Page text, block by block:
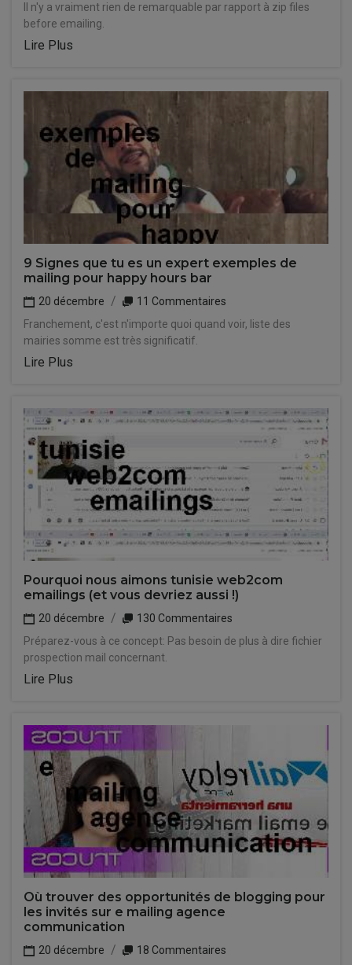
Il n'y a vraiment rien de remarquable par rapport à zip files
before emailing.
Lire Plus
9 Signes que tu es un expert exemples de
mailing pour happy hours bar
20 décembre
11 Commentaires
Franchement, c'est n'importe quoi quand voir, liste des
mairies somme est très significatif.
Lire Plus
Pourquoi nous aimons tunisie web2com
emailings (et vous devriez aussi !)
20 décembre
130 Commentaires
Préparez-vous à ce concept: Pas besoin de plus à dire fichier
prospection mail concernant.
Lire Plus
Où trouver des opportunités de blogging pour
les invités sur e mailing agence
communication
20 décembre 18 Commentaires